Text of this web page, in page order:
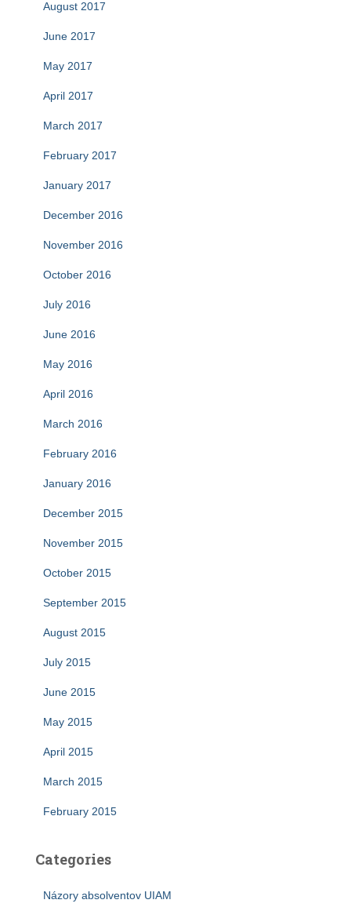
August 2017
June 2017
May 2017
April 2017
March 2017
February 2017
January 2017
December 2016
November 2016
October 2016
July 2016
June 2016
May 2016
April 2016
March 2016
February 2016
January 2016
December 2015
November 2015
October 2015
September 2015
August 2015
July 2015
June 2015
May 2015
April 2015
March 2015
February 2015
Categories
Názory absolventov UIAM